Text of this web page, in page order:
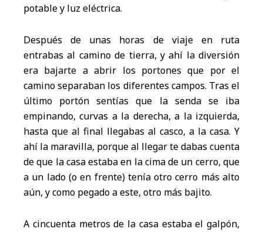
potable y luz eléctrica.
Después de unas horas de viaje en ruta
entrabas al camino de tierra, y ahí la diversión
era bajarte a abrir los portones que por el
camino separaban los diferentes campos. Tras el
último portón sentías que la senda se iba
empinando, curvas a la derecha, a la izquierda,
hasta que al final llegabas al casco, a la casa. Y
ahí la maravilla, porque al llegar te dabas cuenta
de que la casa estaba en la cima de un cerro, que
a un lado (o en frente) tenía otro cerro más alto
aún, y como pegado a este, otro más bajito.
A cincuenta metros de la casa estaba el galpón,